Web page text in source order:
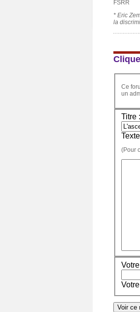
FSRR
* Eric
la
Ce
un
Titre :
(Pour